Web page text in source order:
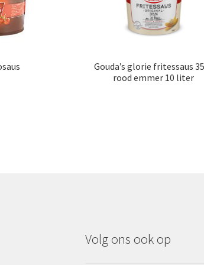
Gouda’s glorie fritessaus
rood emmer 10 liter
Volg ons ook op